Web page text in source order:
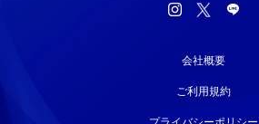
会社概要
ご利用規約